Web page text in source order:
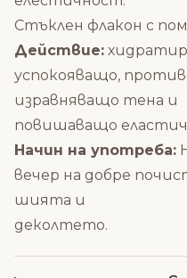
Стъклен флакон с
Действие:
успокояващо,
изравняващо тена и
повишаващо
Начин на употреба:
вечер на добре
шията и
деколтето.